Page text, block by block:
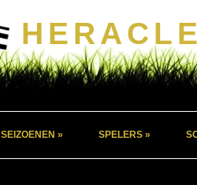
SEIZOENEN » SPELERS »